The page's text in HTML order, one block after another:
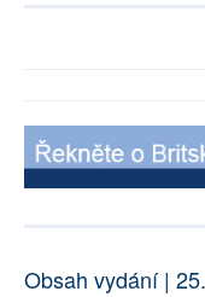
Obsah vydání |